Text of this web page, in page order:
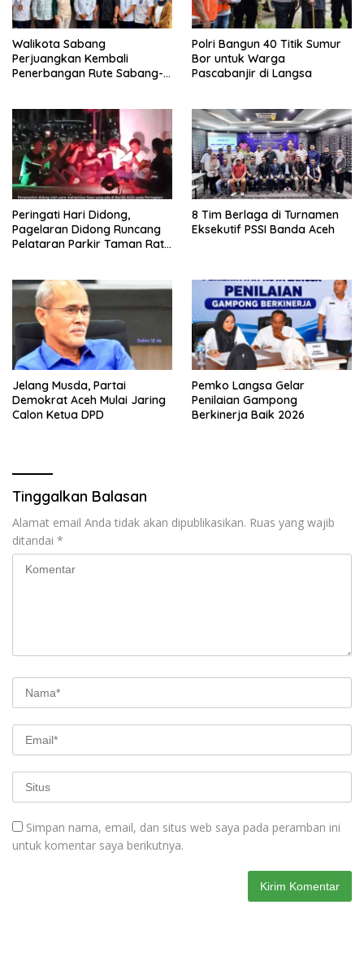
Walikota Sabang
Perjuangkan Kembali
Penerbangan Rute Sabang-
Polri Bangun 40 Titik Sumur
Bor untuk Warga
Pascabanjir di Langsa
Peringati Hari Didong,
Pagelaran Didong Runcang
Pelataran Parkir Taman Ratu
8 Tim Berlaga di Turnamen
Eksekutif PSSI Banda Aceh
Jelang Musda, Partai
Demokrat Aceh Mulai Jaring
Calon Ketua DPD
Pemko Langsa Gelar
Penilaian Gampong
Berkinerja Baik 2026
Tinggalkan Balasan
Alamat email Anda tidak akan dipublikasikan. Ruas yang wajib
ditandai *
Simpan nama, email, dan situs web saya pada peramban ini
untuk komentar saya berikutnya.